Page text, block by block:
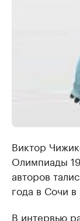
Виктор
Олимпиады
авторов
года в Сочи в
В интервью